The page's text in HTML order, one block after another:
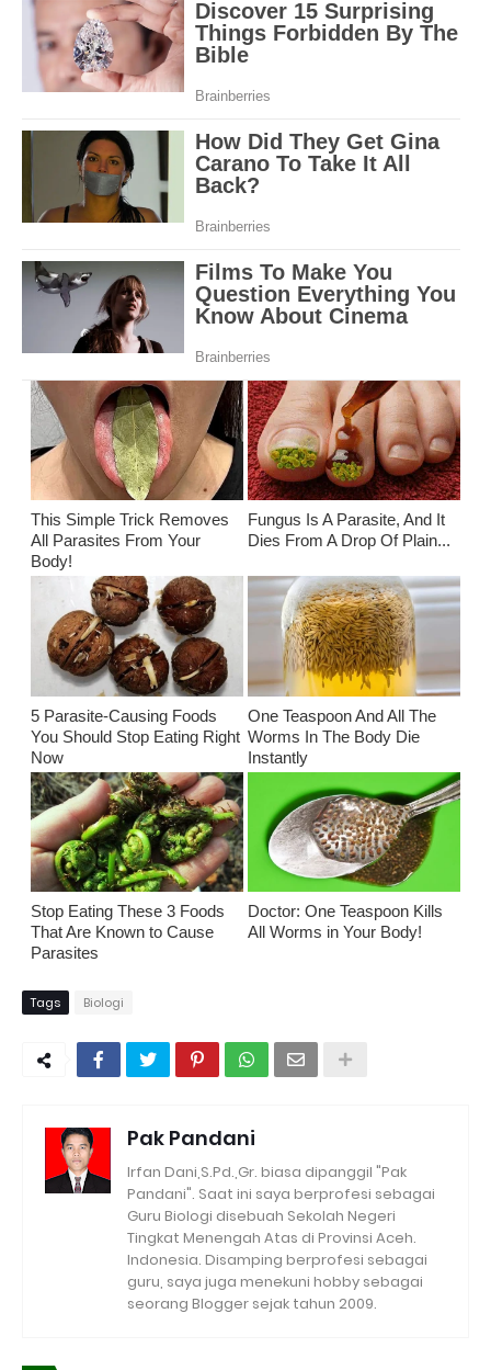
This Simple Trick Removes
All Parasites From Your
Body!
Fungus Is A Parasite, And It
Dies From A Drop Of Plain...
5 Parasite-Causing Foods
You Should Stop Eating Right
Now
One Teaspoon And All The
Worms In The Body Die
Instantly
Stop Eating These 3 Foods
That Are Known to Cause
Parasites
Doctor: One Teaspoon Kills
All Worms in Your Body!
Tags Biologi
Pak Pandani
Irfan Dani,S.Pd.,Gr. biasa dipanggil "Pak
Pandani". Saat ini saya berprofesi sebagai
Guru Biologi disebuah Sekolah Negeri
Tingkat Menengah Atas di Provinsi Aceh.
Indonesia. Disamping berprofesi sebagai
guru, saya juga menekuni hobby sebagai
seorang Blogger sejak tahun 2009.